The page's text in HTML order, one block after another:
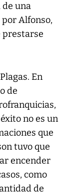
una
Alfonso,
prestarse
En
de
no es un
que
tuvo que
encender
como
de